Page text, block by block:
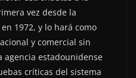
vez desde la
1972, y lo hará como
y comercial sin
agencia estadounidense
críticas del sistema